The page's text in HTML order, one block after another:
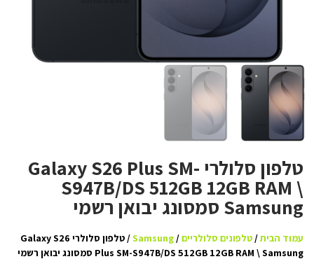
טלפון סלולרי Galaxy S26 Plus SM-
S947B/DS 512GB 12GB RAM \
Samsung סמסונג יבואן רשמי
עמוד הבית/טלפונים סלולריים/
Samsung
/ טלפון סלולרי Galaxy S26
Plus SM-S947B/DS 512GB 12GB RAM \ Samsung סמסונג יבואן רשמי